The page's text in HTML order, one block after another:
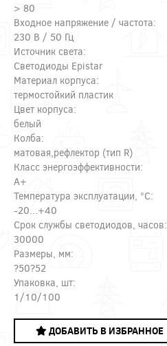
> 80
Входное напряжение / частота:
230 В / 50 Гц
Источник света:
Светодиоды Epistar
Материал корпуса:
термостойкий пластик
Цвет корпуса:
белый
Колба:
матовая,рефлектор (тип R)
Класс энергоэффективности:
A+
Температура эксплуатации, °С:
-20...+40
Срок службы светодиодов, часов:
30000
Размеры, мм:
?50?52
Упаковка, шт:
1/10/100
ДОБАВИТЬ В ИЗБРАННОЕ